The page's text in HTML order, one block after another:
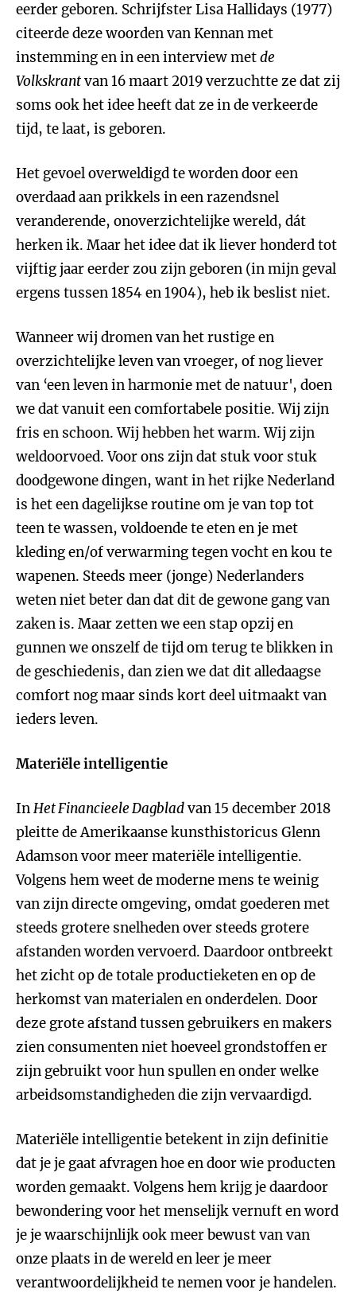
eerder geboren. Schrijfster Lisa Hallidays (1977)
citeerde deze woorden van Kennan met
instemming en in een interview metde
Volkskrantvan 16 maart 2019 verzuchtte ze dat zij
soms ook het idee heeft dat ze in de verkeerde
tijd, te laat, is geboren.
Het gevoel overweldigd te worden door een
overdaad aan prikkels in een razendsnel
veranderende, onoverzichtelijke wereld, dát
herken ik. Maar het idee dat ik liever honderd tot
vijftig jaar eerder zou zijn geboren (in mijn geval
ergens tussen 1854 en 1904), heb ik beslist niet.
Wanneer wij dromen van het rustige en
overzichtelijke leven van vroeger, of nog liever
van ‘een leven in harmonie met de natuur', doen
we dat vanuit een comfortabele positie. Wij zijn
fris en schoon. Wij hebben het warm. Wij zijn
weldoorvoed. Voor ons zijn dat stuk voor stuk
doodgewone dingen, want in het rijke Nederland
is het een dagelijkse routine om je van top tot
teen te wassen, voldoende te eten en je met
kleding en/of verwarming tegen vocht en kou te
wapenen. Steeds meer (jonge) Nederlanders
weten niet beter dan dat dit de gewone gang van
zaken is. Maar zetten we een stap opzij en
gunnen we onszelf de tijd om terug te blikken in
de geschiedenis, dan zien we dat dit alledaagse
comfort nog maar sinds kort deel uitmaakt van
ieders leven.
Materiële intelligentie
InHet Financieele Dagbladvan 15 december 2018
pleitte de Amerikaanse kunsthistoricus Glenn
Adamson voor meer materiële intelligentie.
Volgens hem weet de moderne mens te weinig
van zijn directe omgeving, omdat goederen met
steeds grotere snelheden over steeds grotere
afstanden worden vervoerd. Daardoor ontbreekt
het zicht op de totale productieketen en op de
herkomst van materialen en onderdelen. Door
deze grote afstand tussen gebruikers en makers
zien consumenten niet hoeveel grondstoffen er
zijn gebruikt voor hun spullen en onder welke
arbeidsomstandigheden die zijn vervaardigd.
Materiële intelligentie betekent in zijn definitie
dat je je gaat afvragen hoe en door wie producten
worden gemaakt. Volgens hem krijg je daardoor
bewondering voor het menselijk vernuft en word
je je waarschijnlijk ook meer bewust van van
onze plaats in de wereld en leer je meer
verantwoordelijkheid te nemen voor je handelen.